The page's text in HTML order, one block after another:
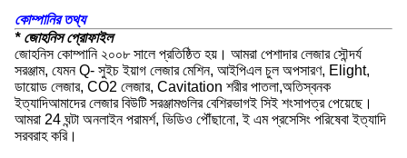
কোম্পানির তথ্য
* জোহনিস প্রোফাইল
জোহনিস কোম্পানি ২০০৮ সালে প্রতিষ্ঠিত হয়। আমরা পেশাদার লেজার সৌন্দর্য
সরঞ্জাম, যেমন Q- সুইচ ইয়াগ লেজার মেশিন, আইপিএল চুল অপসারণ, Elight,
ডায়োড লেজার, CO2 লেজার, Cavitation শরীর পাতলা,অতিস্বনক
ইত্যাদিআমাদের লেজার বিউটি সরঞ্জামগুলির বেশিরভাগই সিই শংসাপত্র পেয়েছে।
আমরা 24 ঘন্টা অনলাইন পরামর্শ, ভিডিও পৌঁছানো, ই এম প্রসেসিং পরিষেবা ইত্যাদি
সরবরাহ করি।